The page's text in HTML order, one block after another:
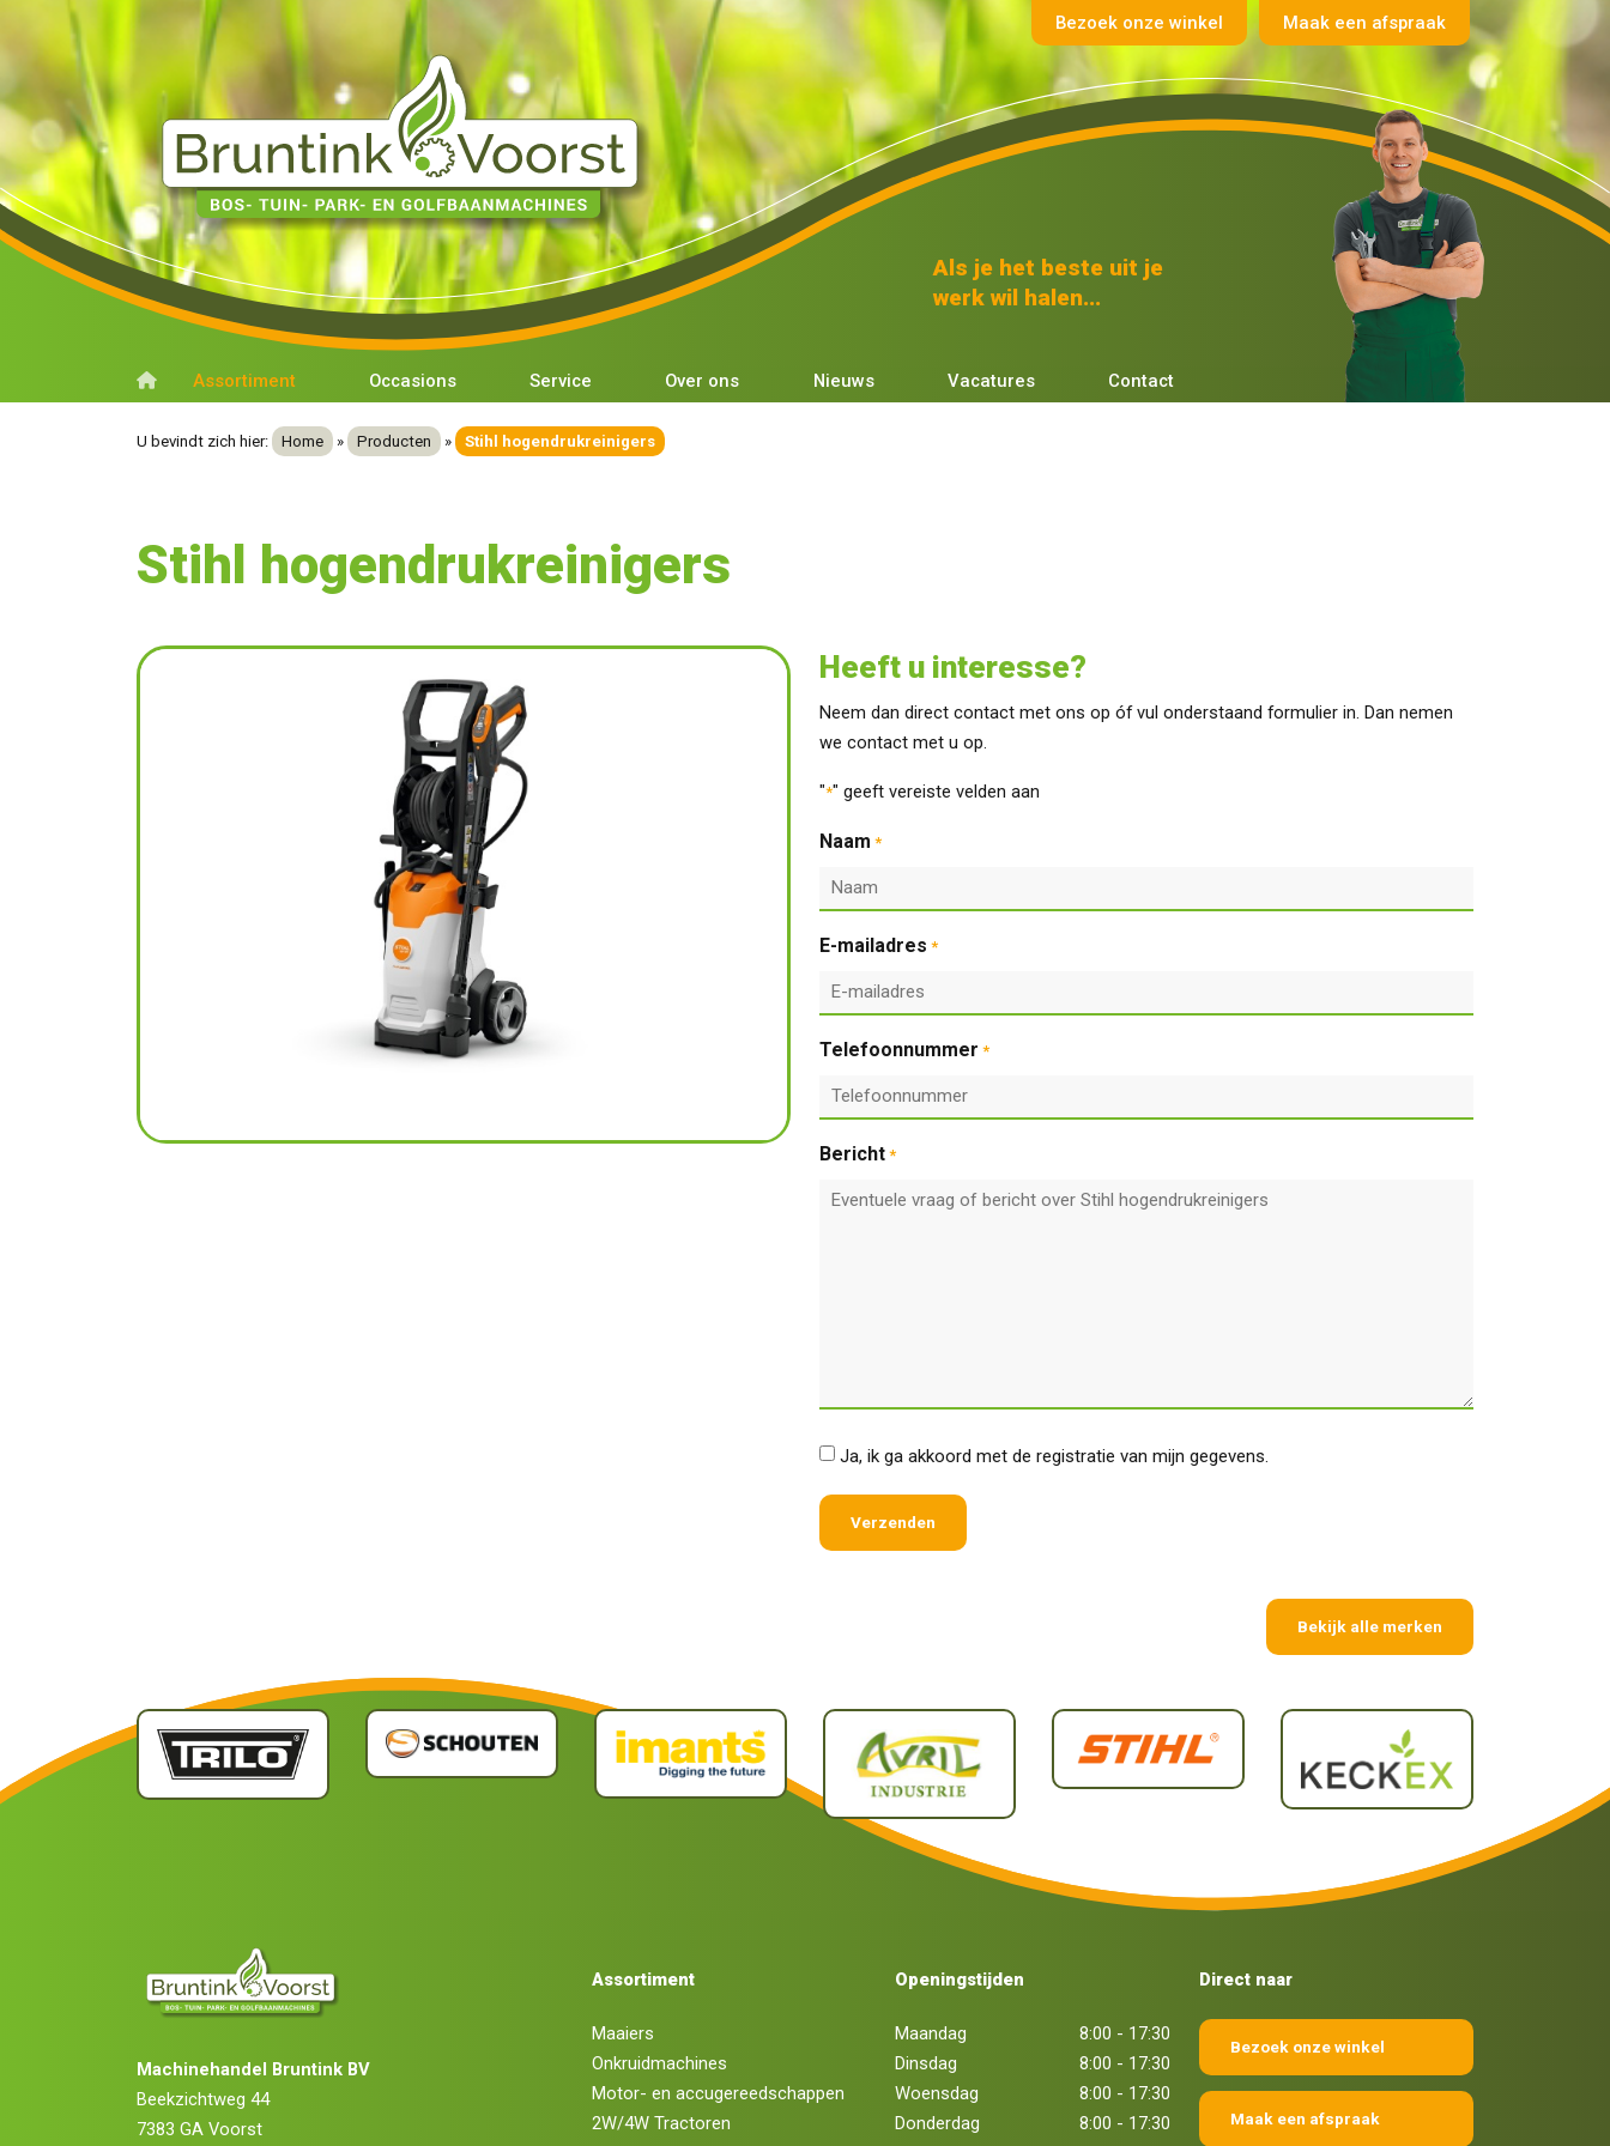
Bezoek onze winkel Maak een afspraak
Als je het beste uit je
werk wil halen...
Assortiment Occasions Service Over ons Nieuws Vacatures Contact
U bevindt zich hier: Home » Producten » Stihl hogendrukreinigers
Stihl hogendrukreinigers
Heeft u interesse?
Neem dan direct contact met ons op óf vul onderstaand formulier in. Dan nemen
we contact met u op.
"*" geeft vereiste velden aan
Naam *
E-mailadres *
Telefoonnummer *
Bericht *
Ja, ik ga akkoord met de registratie van mijn gegevens.
Bekijk alle merken
Machinehandel Bruntink BV
Beekzichtweg 44
7383 GA Voorst
Assortiment
Maaiers
Onkruidmachines
Motor- en accugereedschappen
2W/4W Tractoren
Openingstijden
Maandag
8:00 - 17:30
Dinsdag
8:00 - 17:30
Woensdag
8:00 - 17:30
Donderdag
8:00 - 17:30
Direct naar
Bezoek onze winkel
Maak een afspraak